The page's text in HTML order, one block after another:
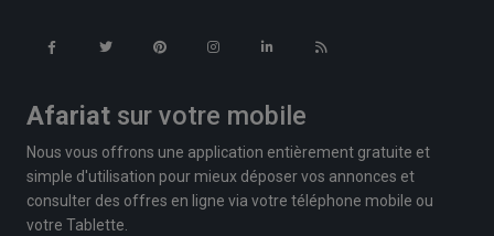
Afariat sur votre mobile
Nous vous offrons une application entièrement gratuite et
simple d'utilisation pour mieux déposer vos annonces et
consulter des offres en ligne via votre téléphone mobile ou
votre Tablette.